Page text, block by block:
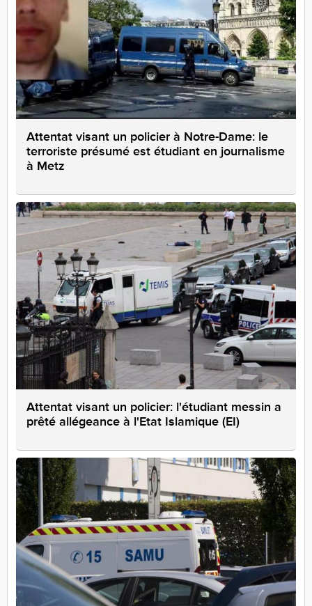
Attentat visant un policier à Notre-Dame: le
terroriste présumé est étudiant en journalisme
à Metz
Attentat visant un policier: l'étudiant messin a
prêté allégeance à l'Etat Islamique (EI)